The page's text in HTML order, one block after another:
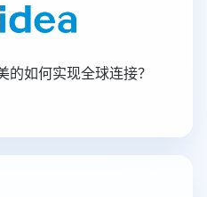
如何实现全球连接？